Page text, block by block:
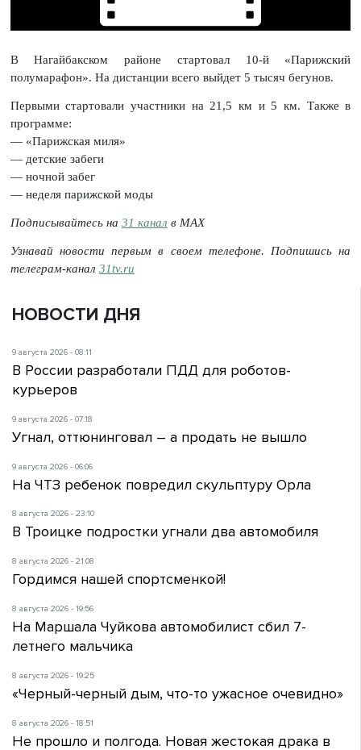
В Нагайбакском районе стартовал 10-й «Парижский
полумарафон». На дистанции всего выйдет 5 тысяч бегунов.
Первыми стартовали участники на 21,5 км и 5 км. Также в
программе:
— «Парижская миля»
— детские забеги
— ночной забег
— неделя парижской моды
Подписывайтесь на 31 канал в МАХ
Узнавай новости первым в своем телефоне. Подпишись на
телеграм-канал 31tv.ru
НОВОСТИ ДНЯ
9 августа 2026 - 08:11
В России разработали ПДД для роботов-
курьеров
9 августа 2026 - 07:18
Угнал, оттюнинговал – а продать не вышло
9 августа 2026 - 06:06
На ЧТЗ ребенок повредил скульптуру Орла
8 августа 2026 - 23:10
В Троицке подростки угнали два автомобиля
8 августа 2026 - 21:08
Гордимся нашей спортсменкой!
8 августа 2026 - 19:56
На Маршала Чуйкова автомобилист сбил 7-
летнего мальчика
8 августа 2026 - 19:25
«Черный-черный дым, что-то ужасное очевидно»
8 августа 2026 - 18:51
Не прошло и полгода. Новая жестокая драка в